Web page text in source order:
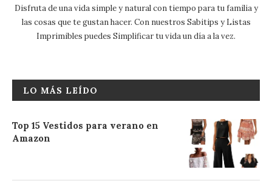
Disfruta de una vida simple y natural con tiempo para tu familia y
las cosas que te gustan hacer. Con nuestros Sabitips y Listas
Imprimibles puedes Simplificar tu vida un día a la vez.
LO MÁS LEÍDO
Top 15 Vestidos para verano en
Amazon